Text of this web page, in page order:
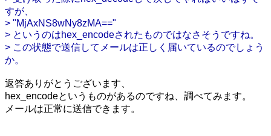
すが、
> "MjAxNS8wNy8zMA=="
> というのはhex_encodeされたものではなさそうですね。
> この状態で送信してメールは正しく届いているのでしょう
か。
返答ありがとうございます、
hex_encodeというものがあるのですね、調べてみます。
メールは正常に送信できます。